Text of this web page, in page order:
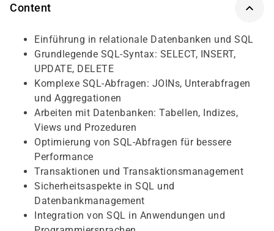
Content
Einführung in relationale Datenbanken und SQL
Grundlegende SQL-Syntax: SELECT, INSERT,
UPDATE, DELETE
Komplexe SQL-Abfragen: JOINs, Unterabfragen
und Aggregationen
Arbeiten mit Datenbanken: Tabellen, Indizes,
Views und Prozeduren
Optimierung von SQL-Abfragen für bessere
Performance
Transaktionen und Transaktionsmanagement
Sicherheitsaspekte in SQL und
Datenbankmanagement
Integration von SQL in Anwendungen und